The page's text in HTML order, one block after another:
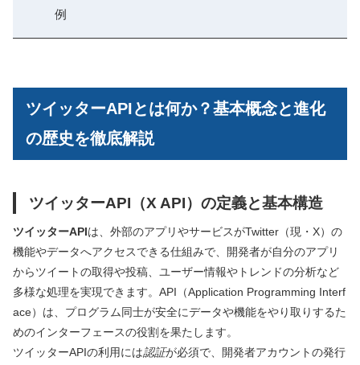
例
ツイッターAPIとは何か？基本概念と進化
の歴史を徹底解説
ツイッターAPI（X API）の定義と基本構造
ツイッターAPIは、外部のアプリやサービスがTwitter（現・X）の
機能やデータへアクセスできる仕組みで、開発者が自分のアプリ
からツイートの取得や投稿、ユーザー情報やトレンドの分析など
多様な処理を実現できます。API（Application Programming Interf
ace）は、プログラム同士が安全にデータや機能をやり取りするた
めのインターフェースの役割を果たします。
ツイッターAPIの利用には認証が必須で、開発者アカウントの発行